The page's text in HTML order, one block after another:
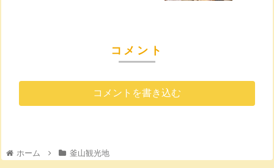
コメント
コメントを書き込む
ホーム 釜山観光地